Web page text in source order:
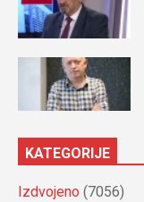
KATEGORIJE
Izdvojeno (7056)